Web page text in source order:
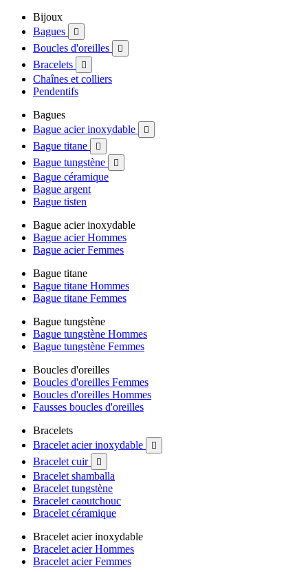
Bijoux
Bagues

Boucles d'oreilles 
Bracelets 
Chaînes et colliers
Pendentifs
Bagues
Bague acier inoxydable

Bague titane 
Bague tungstène 
Bague céramique
Bague argent
Bague tisten
Bague acier inoxydable
Bague acier Hommes
Bague acier Femmes
Bague titane
Bague titane Hommes
Bague titane Femmes
Bague tungstène
Bague tungstène Hommes
Bague tungstène Femmes
Boucles d'oreilles
Boucles d'oreilles Femmes
Boucles d'oreilles Hommes
Fausses boucles d'oreilles
Bracelets
Bracelet acier inoxydable

Bracelet cuir 
Bracelet shamballa
Bracelet tungstène
Bracelet caoutchouc
Bracelet céramique
Bracelet acier inoxydable
Bracelet acier Hommes
Bracelet acier Femmes